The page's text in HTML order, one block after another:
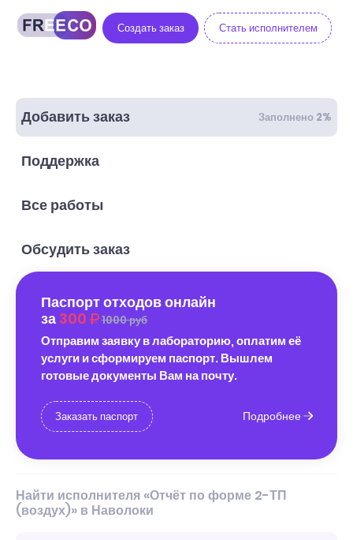
Создать заказ Стать исполнителем
Добавить заказ Заполнено 2%
Поддержка
Все работы
Обсудить заказ
Паспорт отходов онлайн
за 300 1000 руб
Отправим заявку в лабораторию, оплатим её
услуги и сформируем паспорт. Вышлем
готовые документы Вам на почту.
Заказать паспорт Подробнее
Найти исполнителя «Отчёт по форме 2-ТП
(воздух)» в Наволоки